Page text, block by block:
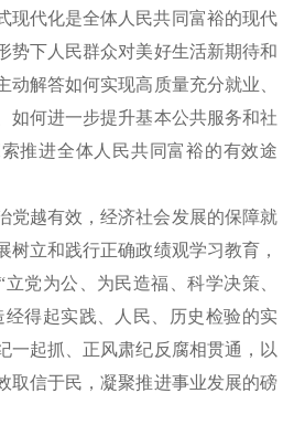
现代化是全体人民共同富裕的现代
势下人民群众对美好生活新期待和
动解答如何实现高质量充分就业、
如何进一步提升基本公共服务和社
推进全体人民共同富裕的有效途
党越有效，经济社会发展的保障就
树立和践行正确政绩观学习教育，
党为公、为民造福、科学决策、
得起实践、人民、历史检验的实
一起抓、正风肃纪反腐相贯通，以
取信于民，凝聚推进事业发展的磅